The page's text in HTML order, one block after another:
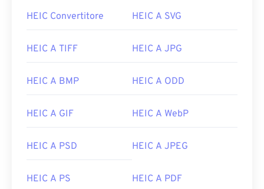
HEIC Convertitore HEIC A SVG
HEIC A TIFF HEIC A JPG
HEIC A BMP HEIC A ODD
HEIC A GIF HEIC A WebP
HEIC A PSD HEIC A JPEG
HEIC A PS HEIC A PDF